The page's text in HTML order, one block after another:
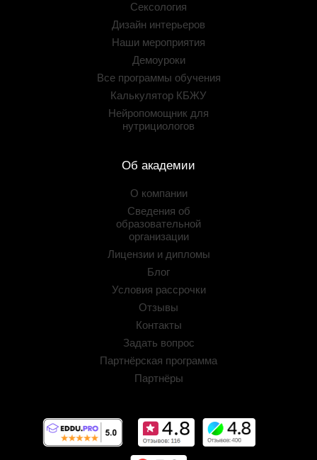
Сексология
Дизайн интерьеров
Наши мероприятия
Демоуроки
Все программы обучения
Калькулятор КБЖУ
Нейропомощник для
нутрициологов
Об академии
О компании
Сведения об
образовательной
организации
Лицензии и дипломы
Блог
Условия рассрочки
Отзывы
Контакты
Задать вопрос
Партнёрская программа
Партнёры